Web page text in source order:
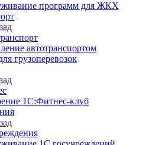
программ для ЖКХ
автотранспортом
грузоперевозок
1С:Фитнес-клуб